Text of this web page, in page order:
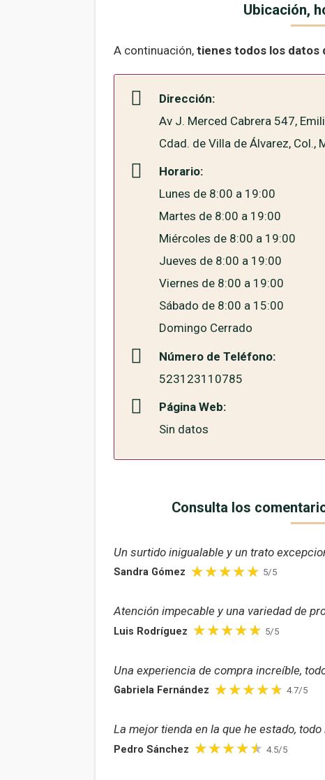
Ubicación,
A continuación, tienes todos los datos
Dirección:
Av J. Merced Cabrera 547,
Cdad. de Villa de Álvarez, Col.,
Horario:
Lunes de 8:00 a 19:00
Martes de 8:00 a 19:00
Miércoles de 8:00 a 19:00
Jueves de 8:00 a 19:00
Viernes de 8:00 a 19:00
Sábado de 8:00 a 15:00
Domingo Cerrado
Número de Teléfono:
523123110785
Página Web:
Sin datos
Consulta los
Un surtido inigualable y un trato
Sandra Gómez 5/5
Atención impecable y una variedad de
Luis Rodríguez 5/5
Una experiencia de compra increíble,
Gabriela Fernández 4.7/5
La mejor tienda en la que he estado,
Pedro Sánchez 4.5/5